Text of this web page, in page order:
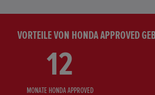
VORTEILE VON HONDA APPROVED
12
MONATE HONDA APPROVED